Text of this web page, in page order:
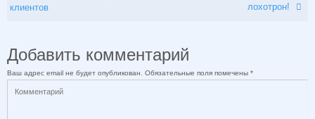
клиентов
лохотрон!
Добавить комментарий
Ваш адрес email не будет опубликован. Обязательные поля помечены *